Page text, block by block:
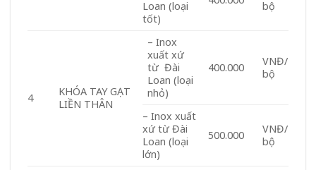
Loan (loại
tốt)
bộ
4
KHÓA TAY GẠT
LIỀN THÂN
– Inox
xuất xứ
từ Đài
Loan (loại
nhỏ)
400.000
VNĐ/
bộ
– Inox xuất
xứ từ Đài
Loan (loại
lớn)
500.000
VNĐ/
bộ